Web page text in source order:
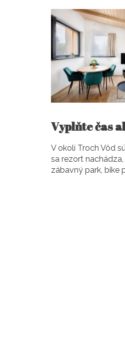
Vyplňte čas
V okolí Troch Vôd
sa rezort
zábavný park, bike